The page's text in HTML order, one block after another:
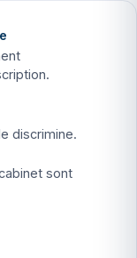
discrimine.
sont